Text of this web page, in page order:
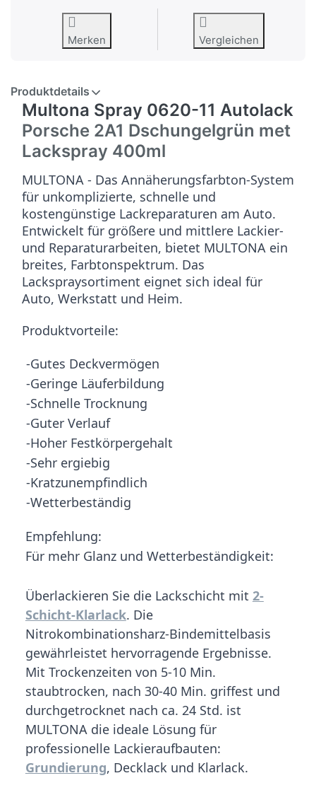
Merken Vergleichen
Produktdetails
Multona Spray 0620-11 Autolack
Porsche 2A1 Dschungelgrün met
Lackspray 400ml
MULTONA - Das Annäherungsfarbton-System
für unkomplizierte, schnelle und
kostengünstige Lackreparaturen am Auto.
Entwickelt für größere und mittlere Lackier-
und Reparaturarbeiten, bietet MULTONA ein
breites, Farbtonspektrum. Das
Lackspraysortiment eignet sich ideal für
Auto, Werkstatt und Heim.
Produktvorteile:
-Gutes Deckvermögen
-Geringe Läuferbildung
-Schnelle Trocknung
-Guter Verlauf
-Hoher Festkörpergehalt
-Sehr ergiebig
-Kratzunempfindlich
-Wetterbeständig
Empfehlung:
Für mehr Glanz und Wetterbeständigkeit:
Überlackieren Sie die Lackschicht mit 2-
Schicht-Klarlack. Die
Nitrokombinationsharz-Bindemittelbasis
gewährleistet hervorragende Ergebnisse.
Mit Trockenzeiten von 5-10 Min.
staubtrocken, nach 30-40 Min. griffest und
durchgetrocknet nach ca. 24 Std. ist
MULTONA die ideale Lösung für
professionelle Lackieraufbauten:
Grundierung, Decklack und Klarlack.